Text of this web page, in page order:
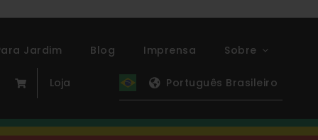
Jardim Blog Imprensa Sobre
Loja Português Brasileiro